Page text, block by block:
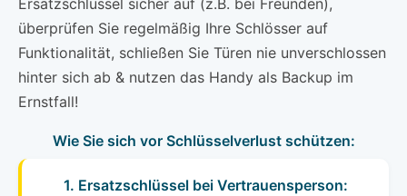
Ersatzschlüssel sicher auf (z.B. bei Freunden),
überprüfen Sie regelmäßig Ihre Schlösser auf
Funktionalität, schließen Sie Türen nie unverschlossen
hinter sich ab & nutzen das Handy als Backup im
Ernstfall!
Wie Sie sich vor Schlüsselverlust schützen:
1. Ersatzschlüssel bei Vertrauensperson: